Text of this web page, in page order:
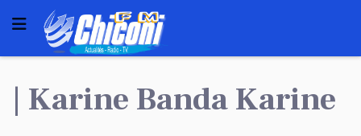
| Karine Banda Karine